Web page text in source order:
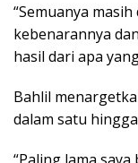
“Semuanya
kebenarannya
hasil dari apa
Bahlil
dalam satu